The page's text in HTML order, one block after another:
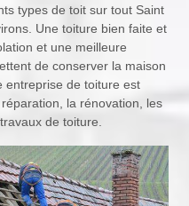
types de toit sur tout Saint
Une toiture bien faite et
et une meilleure
de conserver la maison
entreprise de toiture est
la rénovation, les
de toiture.